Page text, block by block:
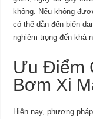
không. Nếu không
có thể dẫn đến biến
nghiêm trọng đến khả
Ưu Điểm
Bơm Xi
Hiện nay, phương